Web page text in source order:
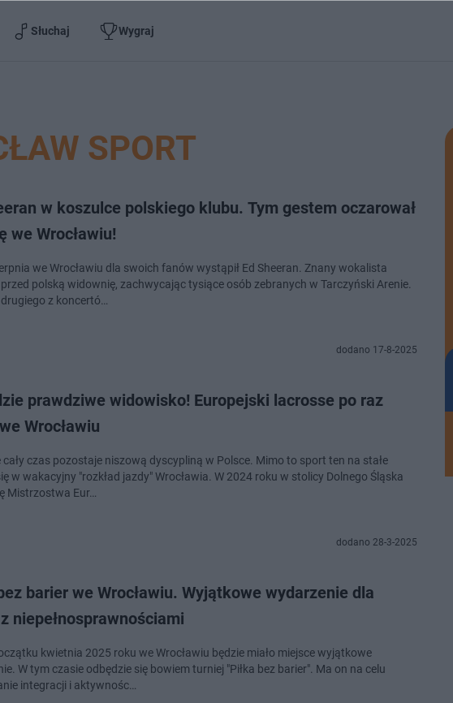
Słuchaj Wygraj
SPORT
w koszulce polskiego klubu. Tym gestem oczarował
we Wrocławiu!
we Wrocławiu dla swoich fanów wystąpił Ed Sheeran. Znany wokalista
polską widownię, zachwycając tysiące osób zebranych w Tarczyński Arenie.
z koncertó…
dodano 17-8-2025
prawdziwe widowisko! Europejski lacrosse po raz
Wrocławiu
cały czas pozostaje niszową dyscypliną w Polsce. Mimo to sport ten na stałe
w wakacyjny "rozkład jazdy" Wrocławia. W 2024 roku w stolicy Dolnego Śląska
Mistrzostwa Eur…
dodano 28-3-2025
barier we Wrocławiu. Wyjątkowe wydarzenie dla
niepełnosprawnościami
kwietnia 2025 roku we Wrocławiu będzie miało miejsce wyjątkowe
W tym czasie odbędzie się bowiem turniej "Piłka bez barier". Ma on na celu
integracji i aktywnośc…